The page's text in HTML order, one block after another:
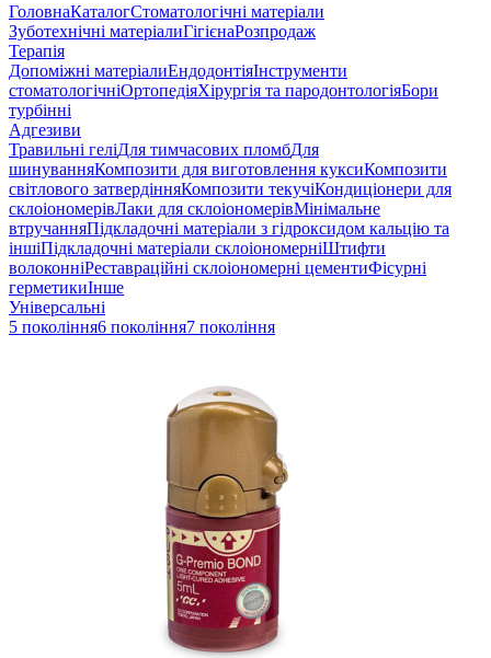
ГоловнаКаталогСтоматологічні матеріали
Зуботехнічні матеріалиГігієнаРозпродаж
Терапія
Допоміжні матеріалиЕндодонтіяІнструменти
стоматологічніОртопедіяХірургія та пародонтологіяБори
турбінні
Адгезиви
Травильні геліДля тимчасових пломбДля
шинуванняКомпозити для виготовлення куксиКомпозити
світлового затвердінняКомпозити текучіКондиціонери для
склоіономерівЛаки для склоіономерівМінімальне
втручанняПідкладочні матеріали з гідроксидом кальцію та
іншіПідкладочні матеріали склоіономерніШтифти
волоконніРеставраційні склоіономерні цементиФісурні
герметикиІнше
Універсальні
5 покоління6 покоління7 покоління